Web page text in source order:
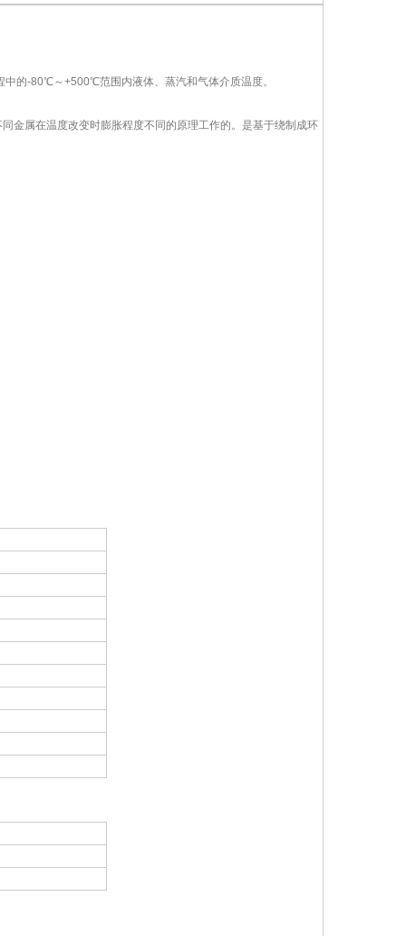
的-80℃～+500℃范围内液体、蒸汽和气体介质温度。
金属在温度改变时膨胀程度不同的原理工作的。是基于绕制成环